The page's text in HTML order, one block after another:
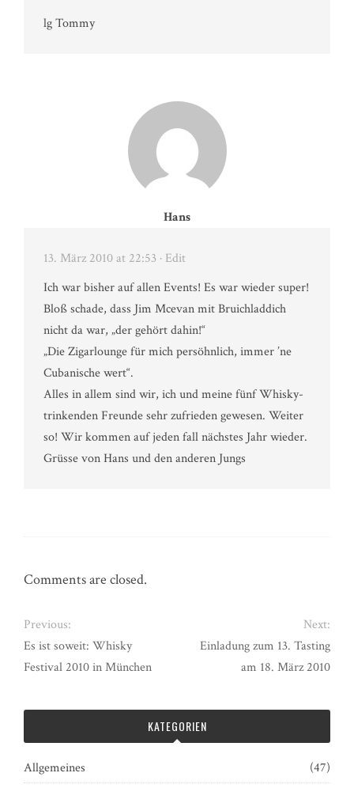
lg Tommy
Hans
13. März 2010 at 22:53 · Edit
Ich war bisher auf allen Events! Es war wieder super!
Bloß schade, dass Jim Mcevan mit Bruichladdich
nicht da war, „der gehört dahin!“
„Die Zigarlounge für mich persöhnlich, immer ’ne
Cubanische wert“.
Alles in allem sind wir, ich und meine fünf Whisky-
trinkenden Freunde sehr zufrieden gewesen. Weiter
so! Wir kommen auf jeden fall nächstes Jahr wieder.
Grüsse von Hans und den anderen Jungs
Comments are closed.
Previous:
Es ist soweit: Whisky
Festival 2010 in München
Next:
Einladung zum 13. Tasting
am 18. März 2010
KATEGORIEN
Allgemeines
(47)